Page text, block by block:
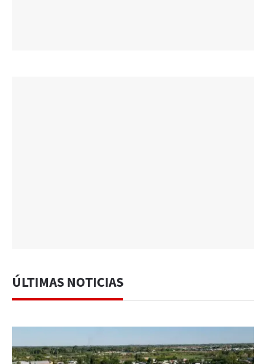
ÚLTIMAS NOTICIAS